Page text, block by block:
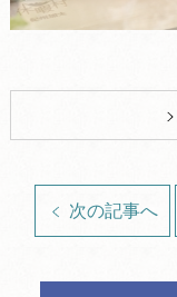
次の記事へ